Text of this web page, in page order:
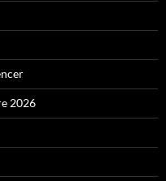
2026